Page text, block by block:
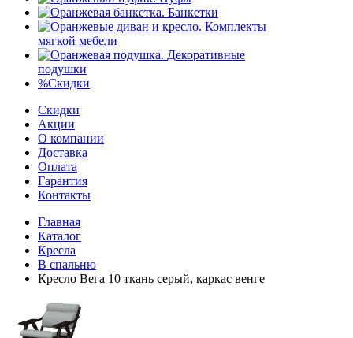
Банкетки
Комплекты
мягкой мебели
Декоративные
подушки
%Скидки
Скидки
Акции
О компании
Доставка
Оплата
Гарантия
Контакты
Главная
Каталог
Кресла
В спальню
Кресло Вега 10 ткань серый, каркас венге